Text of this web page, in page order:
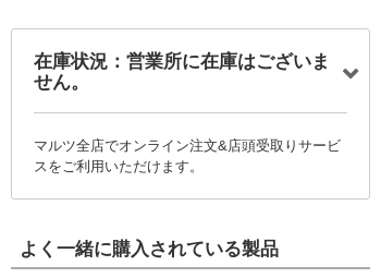
在庫状況：営業所に在庫はございま
せん。
マルツ全店でオンライン注文&店頭受取りサービ
スをご利用いただけます。
よく一緒に購入されている製品